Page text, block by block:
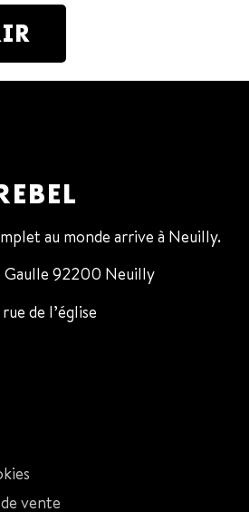
au monde arrive à Neuilly.
Gaulle 92200 Neuilly
de l’église
vente